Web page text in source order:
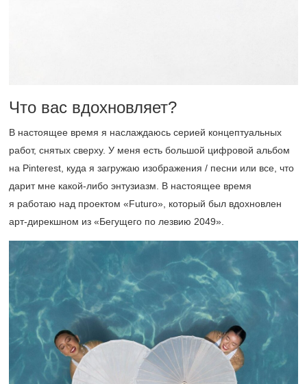
Что вас вдохновляет?
В настоящее время я наслаждаюсь серией концептуальных
работ, снятых сверху. У меня есть большой цифровой альбом
на Pinterest, куда я загружаю изображения / песни или все, что
дарит мне какой-либо энтузиазм. В настоящее время
я работаю над проектом «Futuro», который был вдохновлен
арт-дирекшном из «Бегущего по лезвию 2049».